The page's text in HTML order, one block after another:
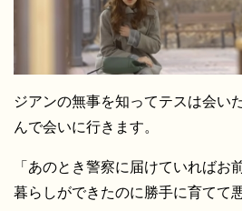
ジアンの無事を知ってテスは会い
んで会いに行きます。
「あのとき警察に届けていればお
暮らしができたのに勝手に育てて